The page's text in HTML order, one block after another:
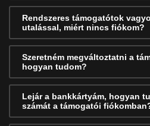
Rendszeres támogatótok
utalással, miért nincs fiókom?
Szeretném megváltoztatni a
hogyan tudom?
Lejár a bankkártyám, hogyan
számát a támogatói